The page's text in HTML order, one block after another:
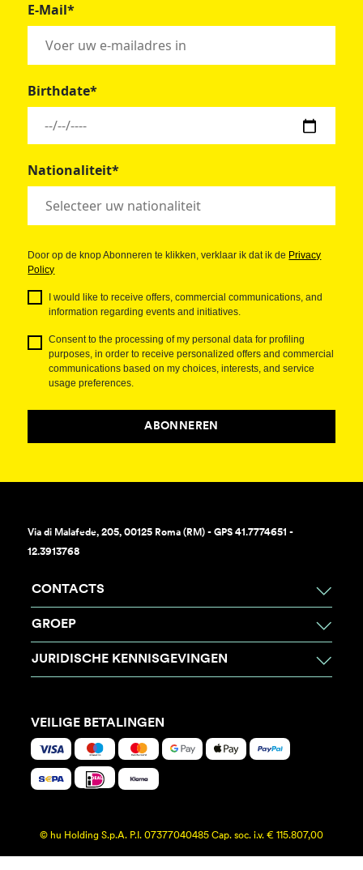
E-Mail*
Birthdate*
Nationaliteit*
Door op de knop Abonneren te klikken, verklaar ik dat ik de Privacy
Policy
I would like to receive offers, commercial communications, and
information regarding events and initiatives.
Consent to the processing of my personal data for profiling
purposes, in order to receive personalized offers and commercial
communications based on my choices, interests, and service
usage preferences.
ABONNEREN
Via di Malafede, 205, 00125 Roma (RM) - GPS 41.7774651 -
12.3913768
CONTACTS
GROEP
JURIDISCHE KENNISGEVINGEN
VEILIGE BETALINGEN
© hu Holding S.p.A. P.I. 07377040485 Cap. soc. i.v. € 115.807,00